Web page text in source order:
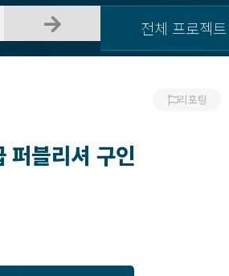
전체 프로젝트
리포팅
블리셔 구인